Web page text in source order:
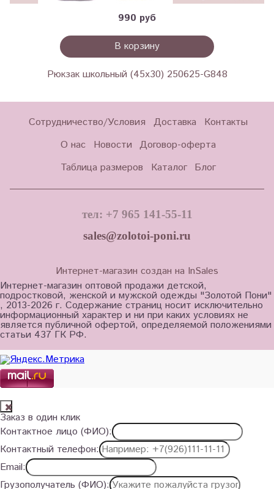
990 руб
В корзину
Рюкзак школьный (45х30) 250625-G848
Сотрудничество/Условия Доставка
Контакты
О нас
Новости Договор-оферта
Таблица размеров
Каталог Блог
тел: +7 965 141-55-11
sales@zolotoi-poni.ru
Интернет-магазин создан на InSales
Интернет-магазин оптовой продажи детской,
подростковой, женской и мужской одежды "Золотой Пони"
, 2013-2026 г. Содержание страниц носит исключительно
информационный характер и ни при каких условиях не
является публичной офертой, определяемой положениями
статьи 437 ГК РФ.
Заказ в один клик
Контактное лицо (ФИО):
Контактный телефон:
Email:
Грузополучатель (ФИО):